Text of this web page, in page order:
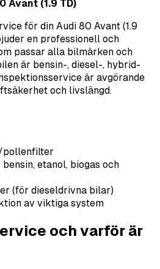
Avant (1.9 TD)
för din Audi 80 Avant (1.9
en professionell och
passar alla bilmärken och
är bensin-, diesel-, hybrid-
är avgörande
och livslängd.
pollenfilter
etanol, biogas och
(för dieseldrivna bilar)
av viktiga system
och varför är